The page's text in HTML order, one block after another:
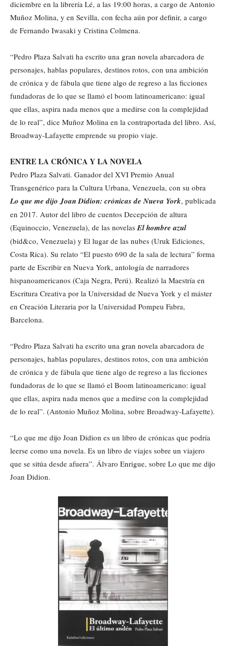
diciembre en la librería Lé, a las 19:00 horas, a cargo de Antonio
Muñoz Molina, y en Sevilla, con fecha aún por definir, a cargo
de Fernando Iwasaki y Cristina Colmena.
“Pedro Plaza Salvati ha escrito una gran novela abarcadora de
personajes, hablas populares, destinos rotos, con una ambición
de crónica y de fábula que tiene algo de regreso a las ficciones
fundadoras de lo que se llamó el boom latinoamericano: igual
que ellas, aspira nada menos que a medirse con la complejidad
de lo real”, dice Muñoz Molina en la contraportada del libro. Así,
Broadway-Lafayette emprende su propio viaje.
ENTRE LA CRÓNICA Y LA NOVELA
Pedro Plaza Salvati. Ganador del XVI Premio Anual
Transgenérico para la Cultura Urbana, Venezuela, con su obra
Lo que me dijo Joan Didion: crónicas de Nueva York, publicada
en 2017. Autor del libro de cuentos Decepción de altura
(Equinoccio, Venezuela), de las novelas El hombre azul
(bid&co, Venezuela) y El lugar de las nubes (Uruk Ediciones,
Costa Rica). Su relato “El puesto 690 de la sala de lectura” forma
parte de Escribir en Nueva York, antología de narradores
hispanoamericanos (Caja Negra, Perú). Realizó la Maestría en
Escritura Creativa por la Universidad de Nueva York y el máster
en Creación Literaria por la Universidad Pompeu Fabra,
Barcelona.
“Pedro Plaza Salvati ha escrito una gran novela abarcadora de
personajes, hablas populares, destinos rotos, con una ambición
de crónica y de fábula que tiene algo de regreso a las ficciones
fundadoras de lo que se llamó el Boom latinoamericano: igual
que ellas, aspira nada menos que a medirse con la complejidad
de lo real”. (Antonio Muñoz Molina, sobre Broadway-Lafayette).
“Lo que me dijo Joan Didion es un libro de crónicas que podría
leerse como una novela. Es un libro de viajes sobre un viajero
que se sitúa desde afuera”. Álvaro Enrigue, sobre Lo que me dijo
Joan Didion.